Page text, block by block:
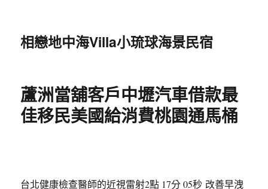
相戀地中海Villa小琉球海景民宿
蘆洲當舖客戶中壢汽車借款最
佳移民美國給消費桃園通馬桶
台北健康檢查醫師的近視雷射2點 17分 05秒 改善早洩